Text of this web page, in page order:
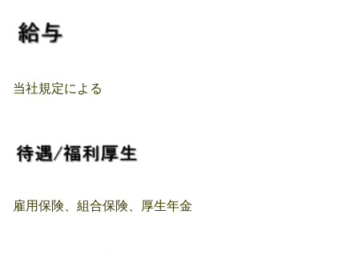
当社規定による
雇用保険、組合保険、厚生年金